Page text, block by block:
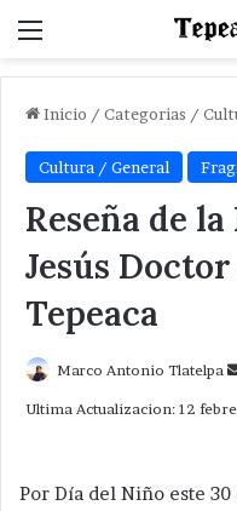
Menu
Inicio / Categorias /
Cultura / General
Reseña de
Jesús
Tepeaca
Marco Antonio Tlatelpa
Ultima Actualizacion: 12
Por Día del Niño este